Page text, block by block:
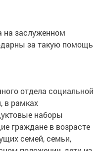
на заслуженном
за такую помощь
отдела социальной
в рамках
наборы
граждане в возрасте
семей, семьи,